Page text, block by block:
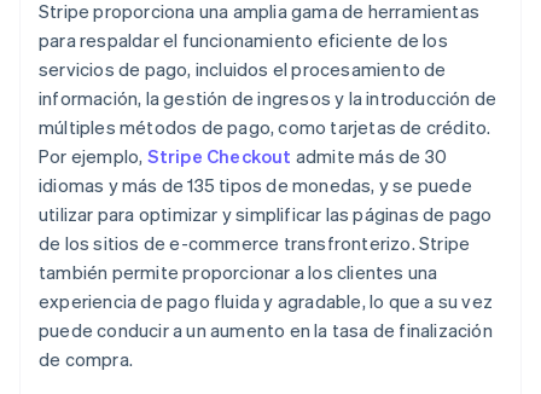
Stripe proporciona una amplia gama de herramientas
para respaldar el funcionamiento eficiente de los
servicios de pago, incluidos el procesamiento de
información, la gestión de ingresos y la introducción de
múltiples métodos de pago, como tarjetas de crédito.
Por ejemplo, Stripe Checkout admite más de 30
idiomas y más de 135 tipos de monedas, y se puede
utilizar para optimizar y simplificar las páginas de pago
de los sitios de e-commerce transfronterizo. Stripe
también permite proporcionar a los clientes una
experiencia de pago fluida y agradable, lo que a su vez
puede conducir a un aumento en la tasa de finalización
de compra.